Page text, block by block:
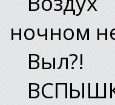
ночном
Выл?!